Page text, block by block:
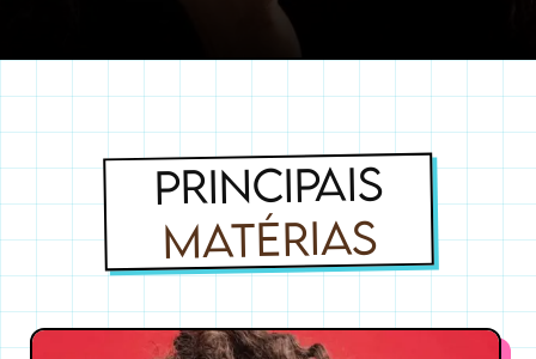
PRINCIPAIS
MATÉRIAS